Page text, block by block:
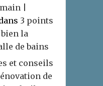
|
3 points
la
de bains
et conseils
de